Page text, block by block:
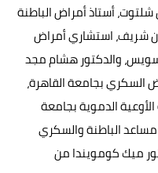
أستاذ أمراض الباطنة
شريف، استشاري أمراض
والدكتور هشام مجد
السكري بجامعة القاهرة،
الدموية بجامعة
الباطنة والسكري
ميك كومويندا من